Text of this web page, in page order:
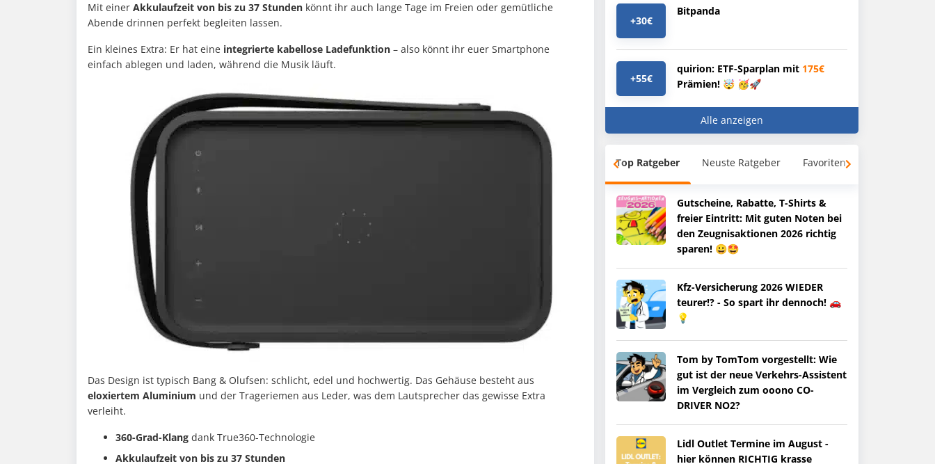
Mit einer Akkulaufzeit von bis zu 37 Stunden könnt ihr auch lange Tage im Freien oder gemütliche
Abende drinnen perfekt begleiten lassen.
Ein kleines Extra: Er hat eine integrierte kabellose Ladefunktion – also könnt ihr euer Smartphone
einfach ablegen und laden, während die Musik läuft.
Das Design ist typisch Bang & Olufsen: schlicht, edel und hochwertig. Das Gehäuse besteht aus
eloxiertem Aluminium und der Trageriemen aus Leder, was dem Lautsprecher das gewisse Extra
verleiht.
360-Grad-Klang dank True360-Technologie
Akkulaufzeit von bis zu 37 Stunden
+30€
Bitpanda
+55€
quirion: ETF-Sparplan mit 175€
Prämien! 🤯 🥳🚀
Alle anzeigen
Top Ratgeber Neuste Ratgeber Favoriten
Gutscheine, Rabatte, T-Shirts &
freier Eintritt: Mit guten Noten bei
den Zeugnisaktionen 2026 richtig
sparen! 😀🤩
Kfz-Versicherung 2026 WIEDER
teurer!? - So spart ihr dennoch! 🚗
💡
Tom by TomTom vorgestellt: Wie
gut ist der neue Verkehrs-Assistent
im Vergleich zum ooono CO-
DRIVER NO2?
Lidl Outlet Termine im August -
hier können RICHTIG krasse